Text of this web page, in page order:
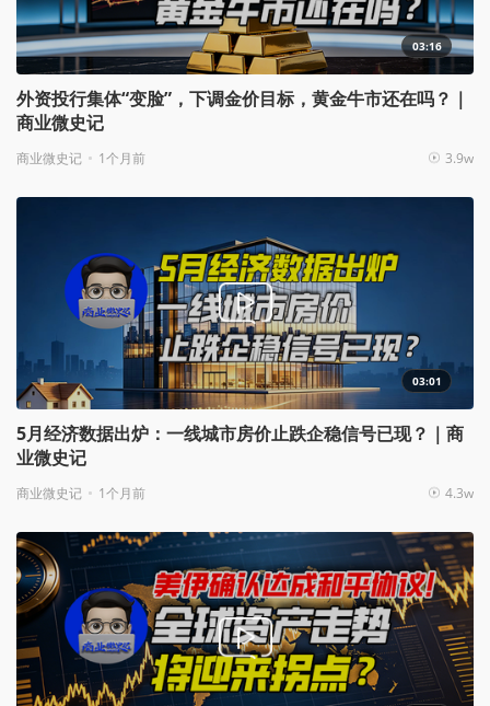
03:16
外资投行集体“变脸”，下调金价目标，黄金牛市还在吗？｜
商业微史记
商业微史记 1个月前 3.9w
03:01
5月经济数据出炉：一线城市房价止跌企稳信号已现？｜商
业微史记
商业微史记 1个月前 4.3w